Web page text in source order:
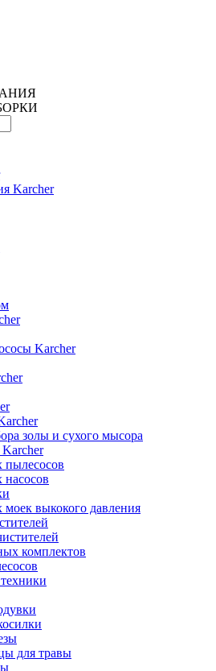
Karcher
Karcher
золы и сухого мысора
пылесосов
выкокого давления
комплектов
для травы